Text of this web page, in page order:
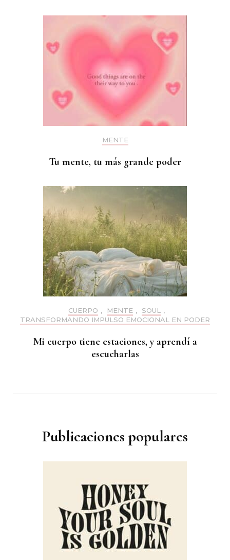
MENTE
Tu mente, tu más grande poder
CUERPO , MENTE , SOUL
,
TRANSFORMANDO IMPULSO EMOCIONAL EN PODER
Mi cuerpo tiene estaciones, y aprendí a
escucharlas
Publicaciones populares